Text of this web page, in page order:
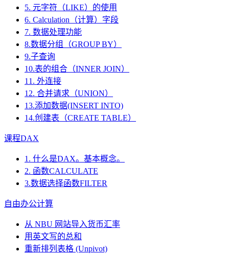
5. 元字符（LIKE）的使用
6. Calculation（计算）字段
7. 数据处理功能
8.数据分组（GROUP BY）
9.子查询
10.表的组合（INNER JOIN）
11. 外连接
12. 合并请求（UNION）
13.添加数据(INSERT INTO)
14.创建表（CREATE TABLE）
课程DAX
1. 什么是DAX。基本概念。
2. 函数CALCULATE
3.数据选择函数FILTER
自由办公计算
从 NBU 网站导入货币汇率
用英文写的总和
重新排列表格 (Unpivot)